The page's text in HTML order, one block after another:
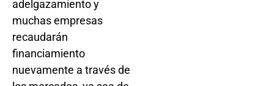
adelgazamiento y
muchas empresas
recaudarán
financiamiento
nuevamente a través de